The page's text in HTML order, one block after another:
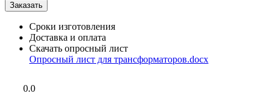
Сроки изготовления
Доставка и оплата
Скачать опросный лист
Опросный лист для трансформаторов.docx
0.0